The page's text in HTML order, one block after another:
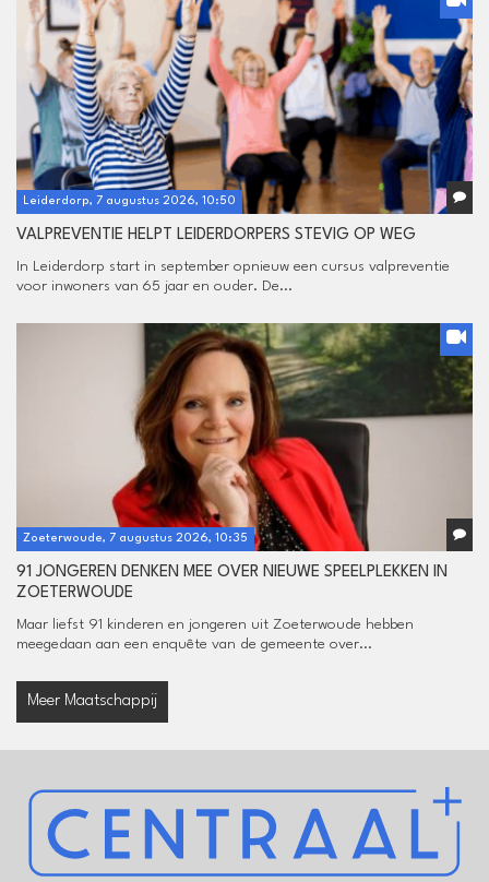
Leiderdorp, 7 augustus 2026, 10:50
VALPREVENTIE HELPT LEIDERDORPERS STEVIG OP WEG
In Leiderdorp start in september opnieuw een cursus valpreventie
voor inwoners van 65 jaar en ouder. De...
Zoeterwoude, 7 augustus 2026, 10:35
91 JONGEREN DENKEN MEE OVER NIEUWE SPEELPLEKKEN IN
ZOETERWOUDE
Maar liefst 91 kinderen en jongeren uit Zoeterwoude hebben
meegedaan aan een enquête van de gemeente over...
Meer Maatschappij